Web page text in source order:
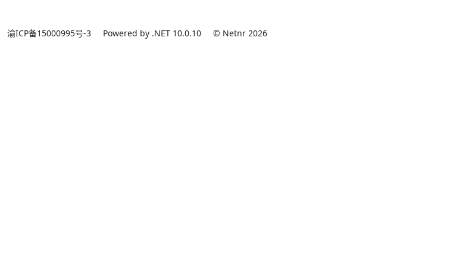
渝ICP备15000995号-3 Powered by .NET 10.0.10 © Netnr 2026